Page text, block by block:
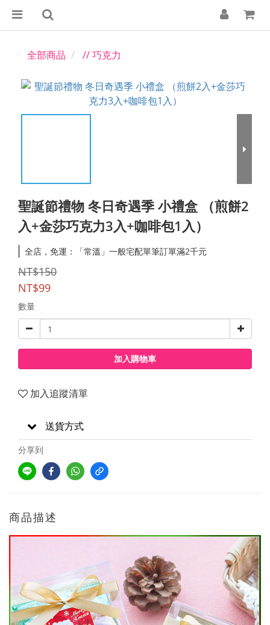
全部商品 // 巧克力
聖誕節禮物 冬日奇遇季 小禮盒 （煎餅2
入+金莎巧克力3入+咖啡包1入）
全店，免運：「常溫」一般宅配單筆訂單滿2千元
NT$150
NT$99
數量
加入購物車
加入追蹤清單
送貨方式
分享到
商品描述